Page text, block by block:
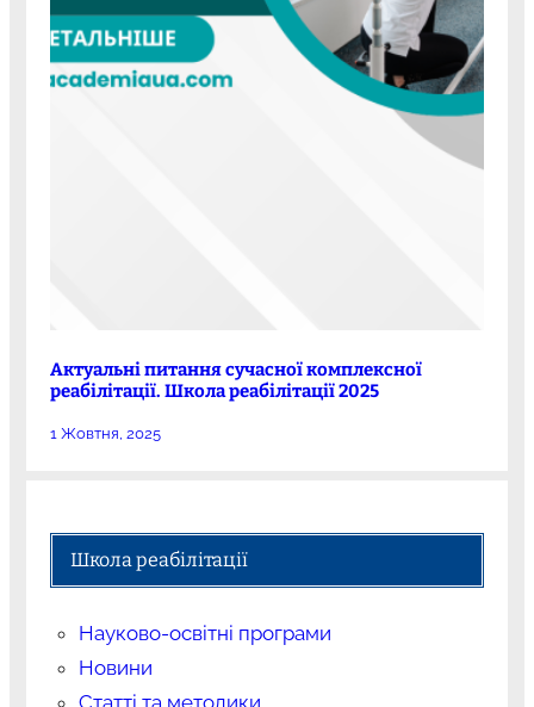
Актуальні питання сучасної комплексної
реабілітації. Школа реабілітації 2025
1 Жовтня, 2025
Школа реабілітації
Науково-освітні програми
Новини
Статті та методики